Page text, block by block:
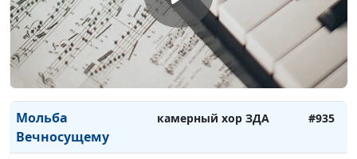
Серебрянный
дождь
камерный хор ЗДА #937
Свят камерный хор ЗДА #936
Мольба
Вечносущему
камерный хор ЗДА #935